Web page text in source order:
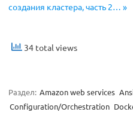
создания кластера, часть 2… »
34 total views
Раздел: Amazon web services
Configuration/Orchestration